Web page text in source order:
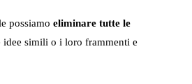
possiamo eliminare tutte le
idee simili o i loro frammenti e